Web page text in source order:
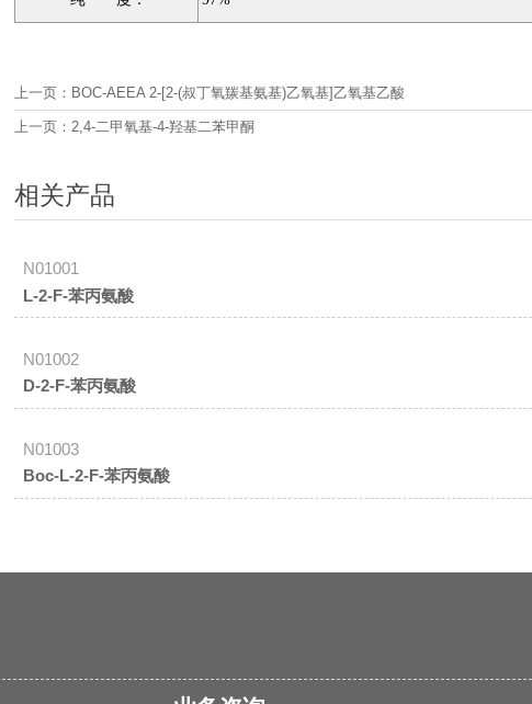
上一页： BOC-AEEA 2-[2-(叔丁氧羰基氨基)乙氧基]乙氧基乙酸
上一页： 2,4-二甲氧基-4-羟基二苯甲酮
相关产品
N01001
L-2-F-苯丙氨酸
N01002
D-2-F-苯丙氨酸
N01003
Boc-L-2-F-苯丙氨酸